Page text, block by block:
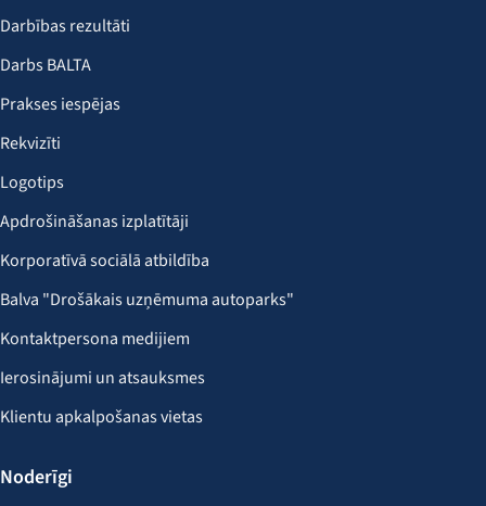
Darbības rezultāti
Darbs BALTA
Prakses iespējas
Rekvizīti
Logotips
Apdrošināšanas izplatītāji
Korporatīvā sociālā atbildība
Balva "Drošākais uzņēmuma autoparks"
Kontaktpersona medijiem
Ierosinājumi un atsauksmes
Klientu apkalpošanas vietas
Noderīgi